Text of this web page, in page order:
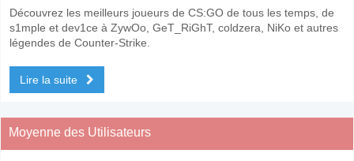
Découvrez les meilleurs joueurs de CS:GO de tous les temps, de
s1mple et dev1ce à ZywOo, GeT_RiGhT, coldzera, NiKo et autres
légendes de Counter-Strike.
Lire la suite
Moyenne des Utilisateurs